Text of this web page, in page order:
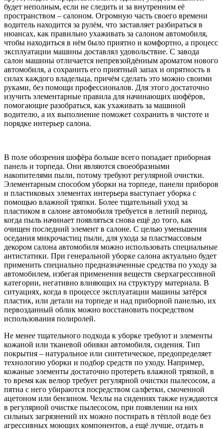
будет неполным, если не следить и за внутренним её
пространством – салоном. Огромную часть своего времени
водитель находится за рулём, что заставляет разбираться в
нюансах, как правильно ухаживать за салоном автомобиля,
чтобы находиться в нём было приятно и комфортно, а процесс
эксплуатации машины доставлял удовольствие. С завода
салон машины отличается непревзойдённым ароматом нового
автомобиля, а сохранить его приятный запах и опрятность в
силах каждого владельца, причём сделать это можно своими
руками, без помощи профессионалов. Для этого достаточно
изучить элементарные правила для начинающих шофёров,
помогающие разобраться, как ухаживать за машиной
водителю, а их выполнение поможет сохранить в чистоте и
порядке интерьер салона.
В поле обозрения шофёра больше всего попадает приборная
панель и торпеда. Они являются своеобразными
накопителями пыли, потому требуют регулярной очистки.
Элементарным способом уборки на торпеде, панели приборов
и пластиковых элементах интерьера выступает уборка с
помощью влажной тряпки. Более тщательный уход за
пластиком в салоне автомобиля требуется в летний период,
когда пыль начинает появляться снова ещё до того, как
очищен последний элемент в салоне. С целью уменьшения
оседания микрочастиц пыли, для ухода за пластмассовым
декором салона автомобиля можно использовать специальные
антистатики. При генеральной уборке салона актуально будет
применить специально предназначенные средства по уходу за
автомобилем, избегая применения веществ сверхагрессивной
категории, негативно влияющих на структуру материала. В
ситуациях, когда в процессе эксплуатации машины затёрся
пластик, или детали на торпеде и над приборной панелью, их
первозданный облик можно восстановить посредством
использования полиролей.
Не менее тщательного подхода к уборке требуют и элементы
кожаной или тканевой обивки автомобиля, сидения. Тип
покрытия – натуральное или синтетическое, предопределяет
технологию уборки и подбор средств по уходу. Например,
кожаные элементы достаточно протереть влажной тряпкой, в
то время как велюр требует регулярной очистки пылесосом, а
пятна с него убираются посредством салфетки, смоченной
ацетоном или бензином. Чехлы на сидениях также нуждаются
в регулярной очистке пылесосом, при появлении на них
сильных загрязнений их можно постирать в тёплой воде без
агрессивных моющих компонентов, а ещё лучше, отдать в